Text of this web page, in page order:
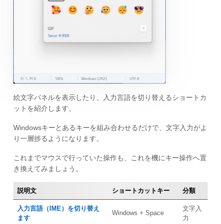
絵文字パネルを表示したり、入力言語を切り替えるショートカ
ットを紹介します。
Windowsキーとあるキーを組み合わせるだけで、文字入力がよ
り一層捗るようになります。
これまでマウスで行っていた操作も、これを機にキー操作へ置
き換えてみましょう。
説明文 ショートカットキー 分類
入力言語（IME）を切り替え
ます
Windows + Space
文字入
力